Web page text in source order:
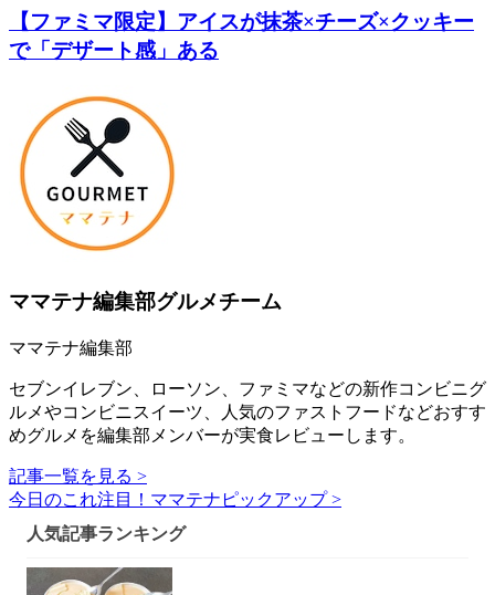
【ファミマ限定】アイスが抹茶×チーズ×クッキー
で「デザート感」ある
ママテナ編集部グルメチーム
ママテナ編集部
セブンイレブン、ローソン、ファミマなどの新作コンビニグ
ルメやコンビニスイーツ、人気のファストフードなどおすす
めグルメを編集部メンバーが実食レビューします。
記事一覧を見る >
今日のこれ注目！ママテナピックアップ >
人気記事ランキング